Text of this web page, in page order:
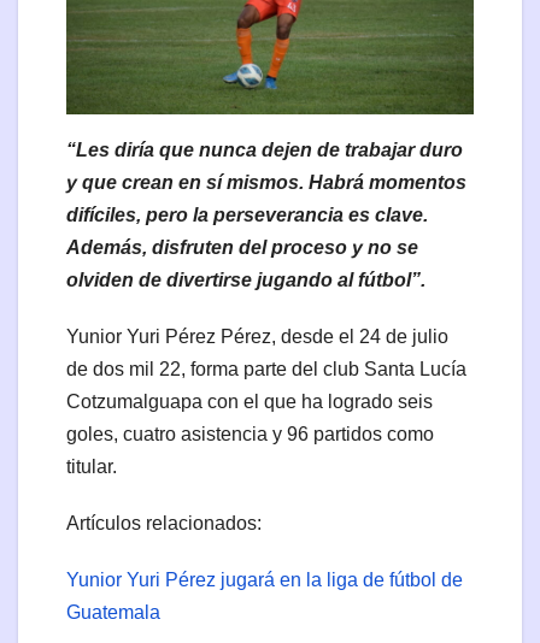
“Les diría que nunca dejen de trabajar duro
y que crean en sí mismos. Habrá momentos
difíciles, pero la perseverancia es clave.
Además, disfruten del proceso y no se
olviden de divertirse jugando al fútbol”.
Yunior Yuri Pérez Pérez, desde el 24 de julio
de dos mil 22, forma parte del club Santa Lucía
Cotzumalguapa con el que ha logrado seis
goles, cuatro asistencia y 96 partidos como
titular.
Artículos relacionados:
Yunior Yuri Pérez jugará en la liga de fútbol de
Guatemala